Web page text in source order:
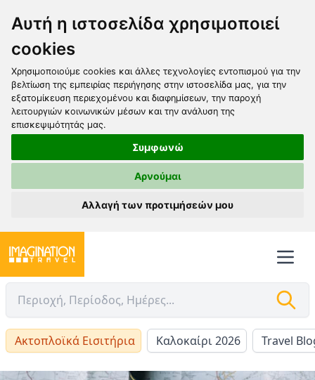
Αυτή η ιστοσελίδα χρησιμοποιεί
cookies
Χρησιμοποιούμε cookies και άλλες τεχνολογίες εντοπισμού για την
βελτίωση της εμπειρίας περιήγησης στην ιστοσελίδα μας, για την
εξατομίκευση περιεχομένου και διαφημίσεων, την παροχή
λειτουργιών κοινωνικών μέσων και την ανάλυση της
επισκεψιμότητάς μας.
Συμφωνώ
Αρνούμαι
Αλλαγή των προτιμήσεών μου
Ακτοπλοϊκά Εισιτήρια Καλοκαίρι 2026 Travel